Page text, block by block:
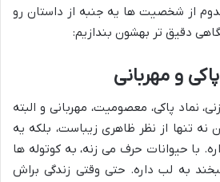
از شخصیت ها یه جنبه از داستان رو
دقیق تر بهشون بندازیم:
و مهربانی
نماد پاکی، معصومیت، مهربانی و البته
نه تنها از نظر ظاهری زیباست، بلکه یه
با حیوانات حرف می زنه، به کوتوله ها
به لب داره. حتی وقتی زندگی براش